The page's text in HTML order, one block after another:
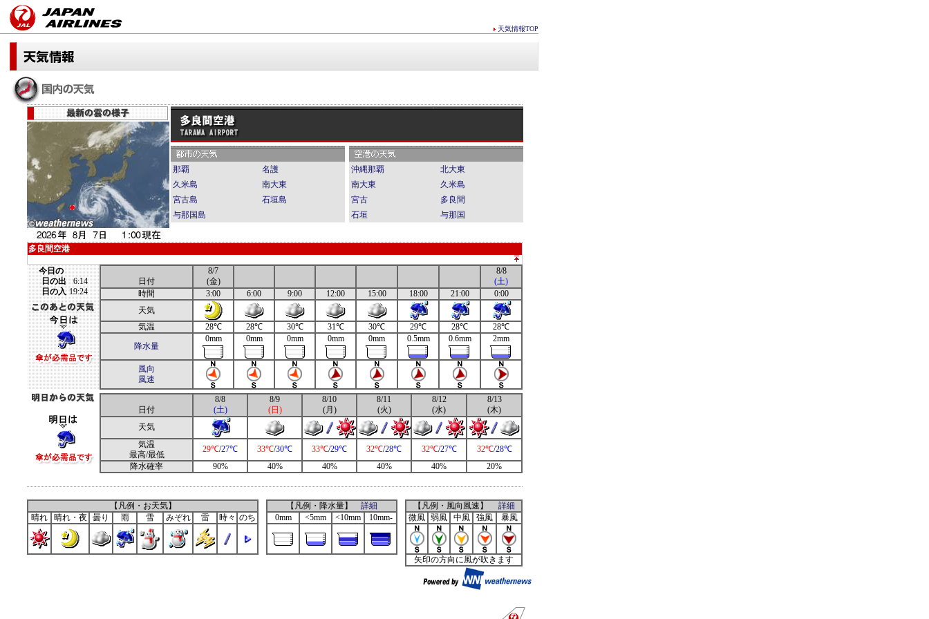
天気情報TOP
那覇
名護
久米島
南大東
宮古島
石垣島
与那国島
沖縄那覇
北大東
南大東
久米島
宮古
多良間
石垣
与那国
多良間空港
今日の
日の出
6:14
日の入 19:24
日付
8/7
(金)
8/8
(土)
時間
3:00 6:00 9:00 12:00 15:00 18:00 21:00
0:00
天気
気温
28℃ 28℃ 30℃ 31℃ 30℃ 29℃ 28℃
28℃
降水量
0mm 0mm 0mm 0mm 0mm 0.5mm 0.6mm 2mm
風向
風速
日付
8/8
(土)
8/9
(日)
8/10
(月)
8/11
(火)
8/12
(水)
8/13
(木)
天気
気温
最高/最低
29℃/27℃ 33℃/30℃ 33℃/29℃ 32℃/28℃ 32℃/27℃ 32℃/28℃
降水確率
90% 40% 40% 40% 40% 20%
【凡例・お天気】
晴れ
晴れ・夜 曇り 雨 雪 みぞれ 雷 時々 のち
【凡例・降水量】 詳細
0mm
<5mm <10mm 10mm-
【凡例・風向風速】
詳細
微風 弱風 中風 強風 暴風
矢印の方向に風が吹きます